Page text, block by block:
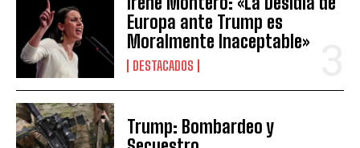
Europa ante Trump es
Moralmente Inaceptable»
DESTACADOS
Trump: Bombardeo y